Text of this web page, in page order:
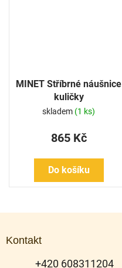
MINET Stříbrné náušnice
kuličky
skladem (1 ks)
865 Kč
Do košíku
Kontakt
+420 608311204